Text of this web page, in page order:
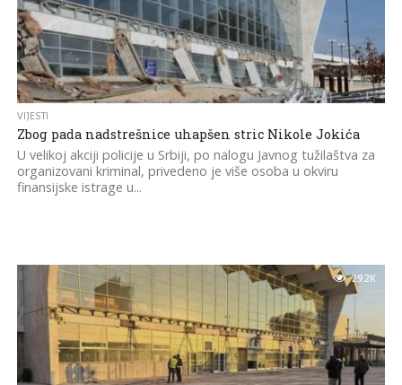
VIJESTI
Zbog pada nadstrešnice uhapšen stric Nikole Jokića
U velikoj akciji policije u Srbiji, po nalogu Javnog tužilaštva za
organizovani kriminal, privedeno je više osoba u okviru
finansijske istrage u...
29.2K